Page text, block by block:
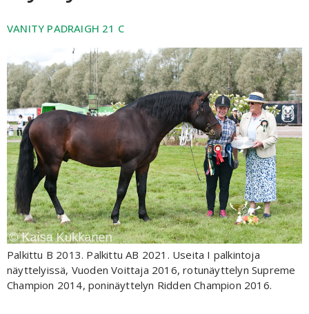
VANITY PADRAIGH 21 C
Palkittu B 2013. Palkittu AB 2021. Useita I palkintoja
näyttelyissä, Vuoden Voittaja 2016, rotunäyttelyn Supreme
Champion 2014, poninäyttelyn Ridden Champion 2016.